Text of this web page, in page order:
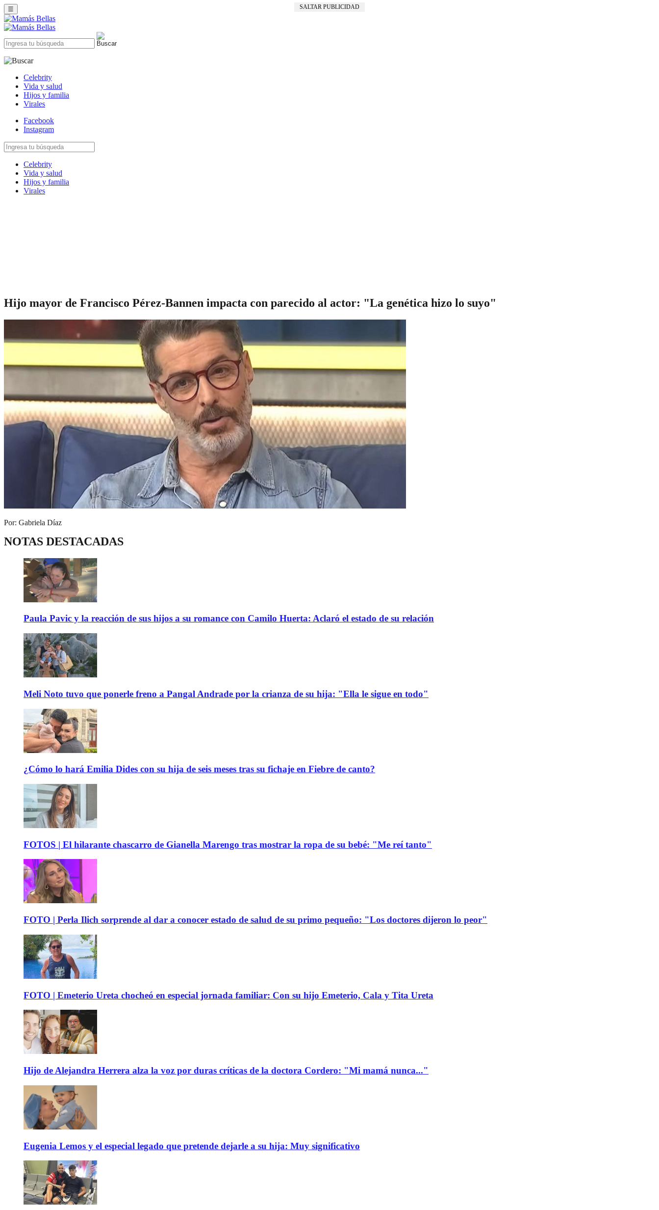
SALTAR PUBLICIDAD
☰
Celebrity
Vida y salud
Hijos y familia
Virales
Facebook
Instagram
Celebrity
Vida y salud
Hijos y familia
Virales
Hijo mayor de Francisco Pérez-Bannen impacta con parecido al actor: "La genética hizo lo suyo"
Por: Gabriela Díaz
NOTAS DESTACADAS
Paula Pavic y la reacción de sus hijos a su romance con Camilo Huerta: Aclaró el estado de su relación
Meli Noto tuvo que ponerle freno a Pangal Andrade por la crianza de su hija: "Ella le sigue en todo"
¿Cómo lo hará Emilia Dides con su hija de seis meses tras su fichaje en Fiebre de canto?
FOTOS | El hilarante chascarro de Gianella Marengo tras mostrar la ropa de su bebé: "Me reí tanto"
FOTO | Perla Ilich sorprende al dar a conocer estado de salud de su primo pequeño: "Los doctores dijeron lo peor"
FOTO | Emeterio Ureta chocheó en especial jornada familiar: Con su hijo Emeterio, Cala y Tita Ureta
Hijo de Alejandra Herrera alza la voz por duras críticas de la doctora Cordero: "Mi mamá nunca..."
Eugenia Lemos y el especial legado que pretende dejarle a su hija: Muy significativo